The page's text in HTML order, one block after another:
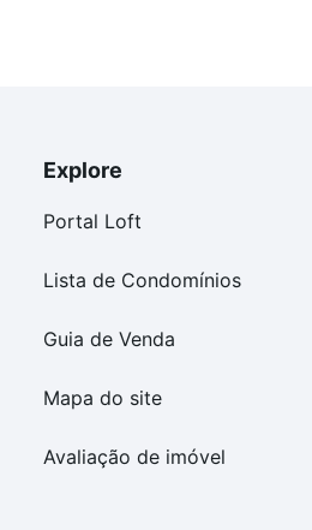
Explore
Portal Loft
Lista de Condomínios
Guia de Venda
Mapa do site
Avaliação de imóvel